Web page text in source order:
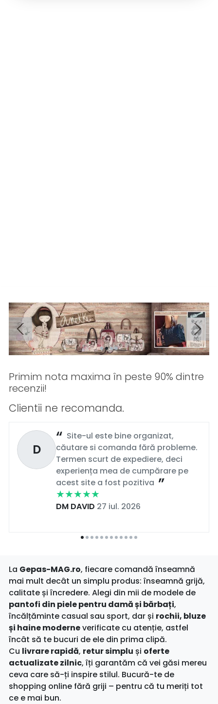
Primim nota maxima în peste 90% dintre
recenzii!
Clientii ne recomanda.
D
Site-ul este bine organizat,
căutare si comanda fără probleme.
Termen scurt de expediere, deci
experiența mea de cumpărare pe
acest site a fost pozitiva
DM DAVID 27 iul. 2026
La Gepas-MAG.ro, fiecare comandă înseamnă
mai mult decât un simplu produs: înseamnă grijă,
calitate și încredere. Alegi din mii de modele de
pantofi din piele pentru damă și bărbați,
încălțăminte casual sau sport, dar și rochii, bluze
și haine moderneverificate cu atenție, astfel
încât să te bucuri de ele din prima clipă.
Cu livrare rapidă, retur simplu și oferte
actualizate zilnic, îți garantăm că vei găsi mereu
ceva care să-ți inspire stilul. Bucură-te de
shopping online fără griji – pentru că tu meriți tot
ce e mai bun.